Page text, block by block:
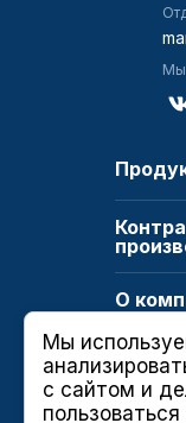
Мы
О
Мы
с сайтом и